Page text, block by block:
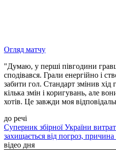
Огляд матчу
"Думаю, у перші півгодини
сподівався. Грали енергійно і
забити гол. Стандарт змінив хід
кілька змін і коригувань, але
хотів. Це завжди моя
до речі
Суперник збірної України
захищається від погроз,
відео дня